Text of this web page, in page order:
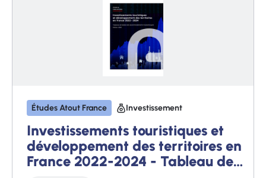
Études Atout France Investissement
Investissements touristiques et
développement des territoires en
France 2022-2024 - Tableau de